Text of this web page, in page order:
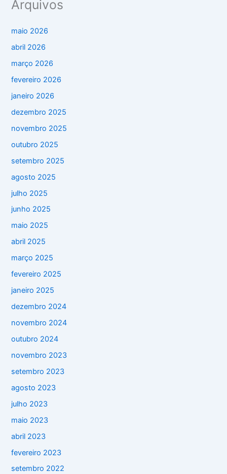
Arquivos
maio 2026
abril 2026
março 2026
fevereiro 2026
janeiro 2026
dezembro 2025
novembro 2025
outubro 2025
setembro 2025
agosto 2025
julho 2025
junho 2025
maio 2025
abril 2025
março 2025
fevereiro 2025
janeiro 2025
dezembro 2024
novembro 2024
outubro 2024
novembro 2023
setembro 2023
agosto 2023
julho 2023
maio 2023
abril 2023
fevereiro 2023
setembro 2022